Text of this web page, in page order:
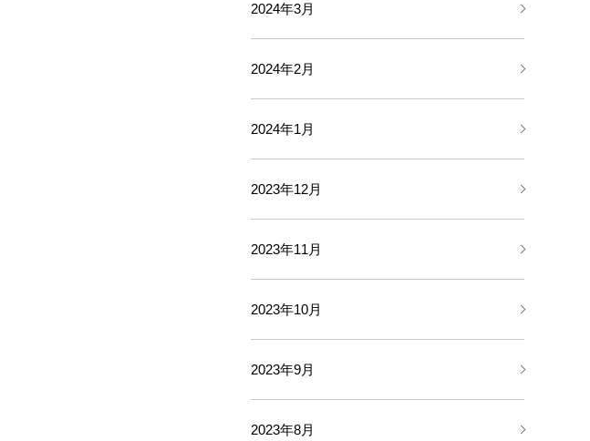
2024年3月
2024年2月
2024年1月
2023年12月
2023年11月
2023年10月
2023年9月
2023年8月